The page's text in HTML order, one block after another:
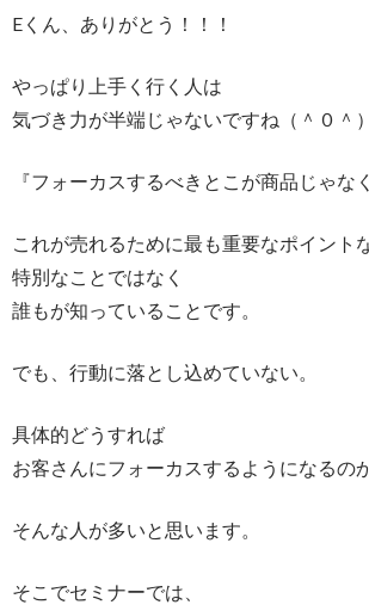
Eくん、ありがとう！！！
やっぱり上手く行く人は
気づき力が半端じゃないですね（＾０＾）
『フォーカスするべきとこが商品じゃな
これが売れるために最も重要なポイント
特別なことではなく
誰もが知っていることです。
でも、行動に落とし込めていない。
具体的どうすれば
お客さんにフォーカスするようになるの
そんな人が多いと思います。
そこでセミナーでは、